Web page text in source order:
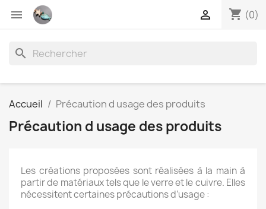
 shopping_cart (0)

search
Accueil Précaution d usage des produits
Précaution d usage des produits
Les créations proposées sont réalisées à la main à
partir de matériaux tels que le verre et le cuivre. Elles
nécessitent certaines précautions d’usage :